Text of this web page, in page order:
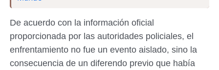
De acuerdo con la información oficial
proporcionada por las autoridades policiales, el
enfrentamiento no fue un evento aislado, sino la
consecuencia de un diferendo previo que había